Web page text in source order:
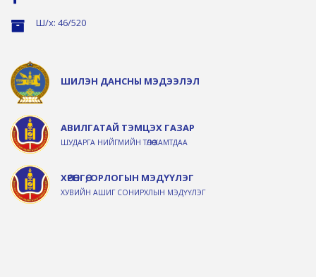
Ш/х: 46/520
ШИЛЭН ДАНСНЫ МЭДЭЭЛЭЛ
АВИЛГАТАЙ ТЭМЦЭХ ГАЗАР
ШУДАРГА НИЙГМИЙН ТӨЛӨӨ ХАМТДАА
ХӨРӨНГӨ, ОРЛОГЫН МЭДҮҮЛЭГ
ХУВИЙН АШИГ СОНИРХЛЫН МЭДҮҮЛЭГ